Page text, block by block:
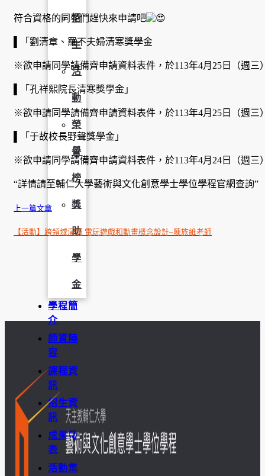
招
生
活
動
榮
譽
榜
獎
助
學
金
學程簡
介
師資陣
容
課程資
訊
招生資
訊
成果發
表
活動集
符合資格的同學們趕快來申請吧
▌「劉清章、羅不夫婦清寒獎學金
※欲申請同學請備齊申請資料表件，於113年4月25日（週三
▌「孔祥熙院長清寒獎學金」
※欲申請同學請備齊申請資料表件，於113年4月25日（週三
▌「于故校長野聲獎學金」
※欲申請同學請備齊申請資料表件，於113年4月24日（週三
“詳情請至輔仁大學藝術與文化創意學士學位學程官網查詢”
上一篇文章
【活動】跨領域演講 電玩遊戲和動畫概念設計–陳族維老師